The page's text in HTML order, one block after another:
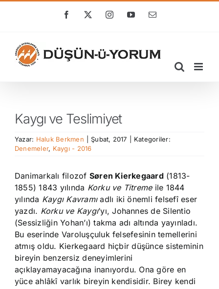
Facebook
X InstagramYouTube
E-
Kaygı ve Teslimiyet
Yazar: Haluk Berkmen Şubat, 2017
Kategoriler:
Denemeler, Kaygı - 2016
Danimarkalı filozof Søren Kierkegaard (1813-
1855) 1843 yılında Korku ve Titremeile 1844
yılında Kaygı Kavramıadlı iki önemli felsefî eser
yazdı. Korku ve Kaygı’yı, Johannes de Silentio
(Sessizliğin Yohan’ı) takma adı altında yayınladı.
Bu eserinde Varoluşçuluk felsefesinin temellerini
atmış oldu. Kierkegaard hiçbir düşünce sisteminin
bireyin benzersiz deneyimlerini
açıklayamayacağına inanıyordu. Ona göre en
yüce ahlâkî varlık bireyin kendisidir. Birey kendi